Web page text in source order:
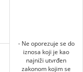
- Ne oporezuje se do
iznosa koji je kao
najniži utvrđen
zakonom kojim se